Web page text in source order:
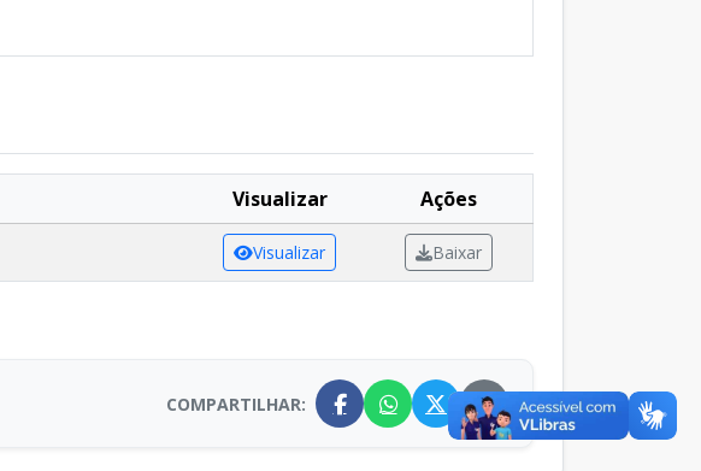
Visualizar
Ações
Visualizar Baixar
COMPARTILHAR: